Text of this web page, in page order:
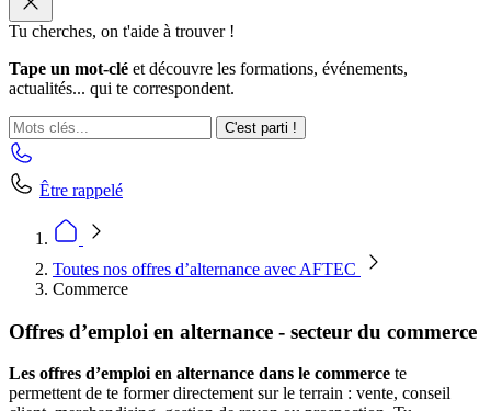
Tu cherches, on t'aide à trouver !
Tape un mot-clé et découvre les formations, événements,
actualités... qui te correspondent.
C'est parti !
Être rappelé
Toutes nos offres d’alternance avec AFTEC
Commerce
Offres d’emploi en alternance - secteur du commerce
Les offres d’emploi en alternance dans le commerce te
permettent de te former directement sur le terrain : vente, conseil